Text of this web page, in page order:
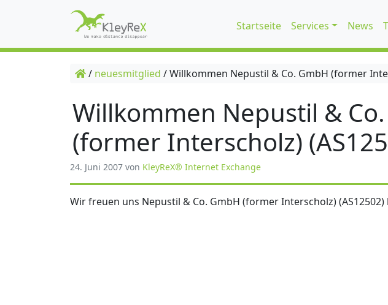
Startseite Services News
/ neuesmitglied /Willkommen Nepustil & Co. GmbH (former
Willkommen Nepustil &
(former Interscholz)
24. Juni 2007 von KleyReX® Internet Exchange
Wir freuen uns Nepustil & Co. GmbH (former Interscholz)